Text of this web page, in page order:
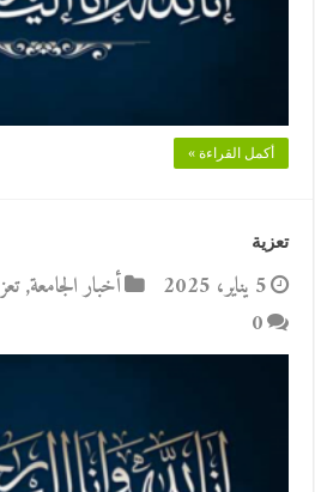
أكمل القراءة »
تعزية
5 يناير، 2025 أخبار الجامعة,
0